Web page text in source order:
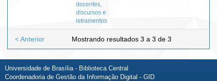
docentes,
discursos e
letramentos
Mostrando resultados 3 a 3 de 3
< Anterior
Universidade de Brasília - Biblioteca Central
Coordenadoria de Gestão da Informação Digital - GID